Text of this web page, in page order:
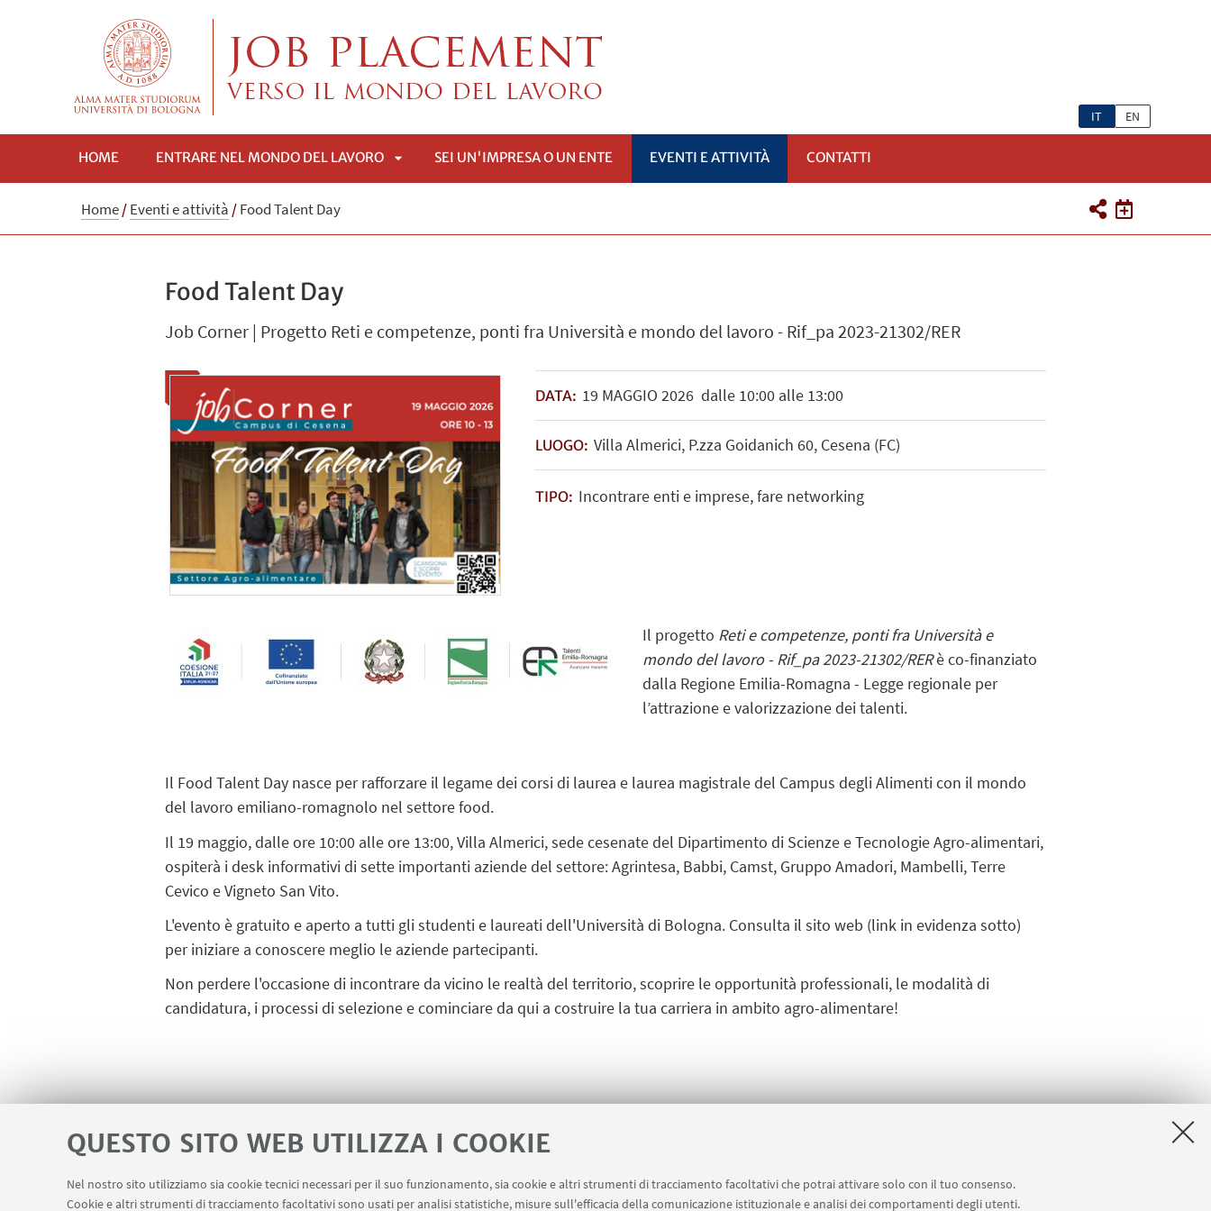
QUESTO SITO WEB UTILIZZA I COOKIE
Nel nostro sito utilizziamo sia cookie tecnici necessari per il suo funzionamento, sia cookie e altri strumenti di tracciamento facoltativi che potrai attivare solo con il tuo consenso.
Cookie e altri strumenti di tracciamento facoltativi sono usati per analisi statistiche, misure sull'efficacia della comunicazione istituzionale e analisi dei comportamenti degli utenti.
IT EN
HOME ENTRARE NEL MONDO DEL LAVORO SEI UN'IMPRESA O UN ENTE EVENTI E ATTIVITÀ CONTATTI
Home/Eventi e attività /Food Talent Day
Food Talent Day
Job Corner | Progetto Reti e competenze, ponti fra Università e mondo del lavoro - Rif_pa 2023-21302/RER
DATA: 19 MAGGIO2026 dalle 10:00 alle 13:00
LUOGO: Villa Almerici, P.zza Goidanich 60, Cesena (FC)
TIPO: Incontrare enti e imprese, fare networking
Il progetto Reti e competenze, ponti fra Università e
mondo del lavoro - Rif_pa 2023-21302/RERè co-finanziato
dalla Regione Emilia-Romagna - Legge regionale per
l’attrazione e valorizzazione dei talenti.
Il Food Talent Day nasce per rafforzare il legame dei corsi di laurea e laurea magistrale del Campus degli Alimenti con il mondo
del lavoro emiliano-romagnolo nel settore food.
Il 19 maggio, dalle ore 10:00 alle ore 13:00, Villa Almerici, sede cesenate del Dipartimento di Scienze e Tecnologie Agro-alimentari,
ospiterà i desk informativi di sette importanti aziende del settore: Agrintesa, Babbi, Camst, Gruppo Amadori, Mambelli, Terre
Cevico e Vigneto San Vito.
L'evento è gratuitoe aperto a tutti gli studenti e laureati dell'Università di Bologna. Consulta il sito web (link in evidenza sotto)
per iniziare a conoscere meglio le aziende partecipanti.
Non perdere l'occasione di incontrare da vicino le realtà del territorio, scoprire le opportunità professionali, le modalità di
candidatura, i processi di selezione e cominciare da qui a costruire la tuacarriera in ambito agro-alimentare!
Food Talent Day 2026